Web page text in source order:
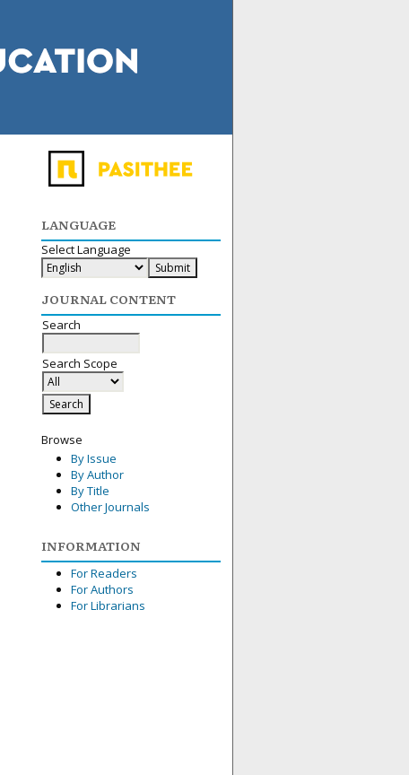
LANGUAGE
Select Language
JOURNAL CONTENT
Search
Search Scope
Browse
By Issue
By Author
By Title
Other Journals
INFORMATION
For Readers
For Authors
For Librarians